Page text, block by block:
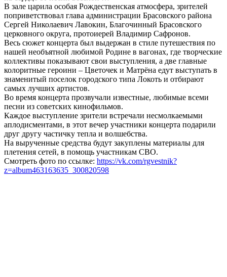
В зале царила особая Рождественская атмосфера, зрителей
поприветствовал глава администрации Брасовского района
Сергей Николаевич Лавокин, Благочинный Брасовского
церковного округа, протоиерей Владимир Сафронов.
Весь сюжет концерта был выдержан в стиле путешествия по
нашей необъятной любимой Родине в вагонах, где творческие
коллективы показывают свои выступления, а две главные
колоритные героини – Цветочек и Матрёна едут выступать в
знаменитый поселок городского типа Локоть и отбирают
самых лучших артистов.
Во время концерта прозвучали известные, любимые всеми
песни из советских кинофильмов.
Каждое выступление зрители встречали несмолкаемыми
аплодисментами, в этот вечер участники концерта подарили
друг другу частичку тепла и волшебства.
На вырученные средства будут закуплены материалы для
плетения сетей, в помощь участникам СВО.
Смотреть фото по ссылке: https://vk.com/rgvestnik?
z=album463163635_300820598